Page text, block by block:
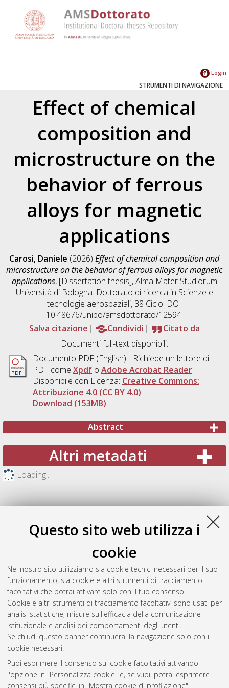
Questo sito web utilizza i
cookie
Nel nostro sito utilizziamo sia cookie tecnici necessari per il suo
funzionamento, sia cookie e altri strumenti di tracciamento
facoltativi che potrai attivare solo con il tuo consenso.
Cookie e altri strumenti di tracciamento facoltativi sono usati per
analisi statistiche, misure sull'efficacia della comunicazione
istituzionale e analisi dei comportamenti degli utenti.
Se chiudi questo banner continuerai la navigazione solo con i
cookie necessari.
Puoi esprimere il consenso sui cookie facoltativi attivando
l'opzione in "Personalizza cookie" e, se vuoi, potrai esprimere
consensi più specifici in "Mostra cookie di profilazione".
Login
STRUMENTI DI NAVIGAZIONE
Effect of chemical
composition and
microstructure on the
behavior of ferrous
alloys for magnetic
applications
Carosi, Daniele (2026)Effect of chemical composition and
microstructure on the behavior of ferrous alloys for magnetic
applications, [Dissertation thesis], Alma Mater Studiorum
Università di Bologna. Dottorato di ricerca in Scienze e
tecnologie aerospaziali, 38 Ciclo. DOI
10.48676/unibo/amsdottorato/12594.
Salva citazione
Condividi
Citato da
Documenti full-text disponibili:
Documento PDF(English) - Richiede un lettore di
PDF come Xpdfo Adobe Acrobat Reader
Disponibile con Licenza: Creative Commons:
Attribuzione 4.0 (CC BY 4.0) .
Download (153MB)
Abstract
Altri metadati
Loading...
Gestione del documento:
Atom
Rss 1.0